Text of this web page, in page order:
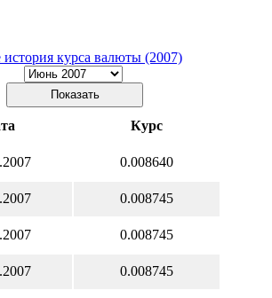
история курса валюты (2007)
Курс
0.008640
0.008745
0.008745
0.008745